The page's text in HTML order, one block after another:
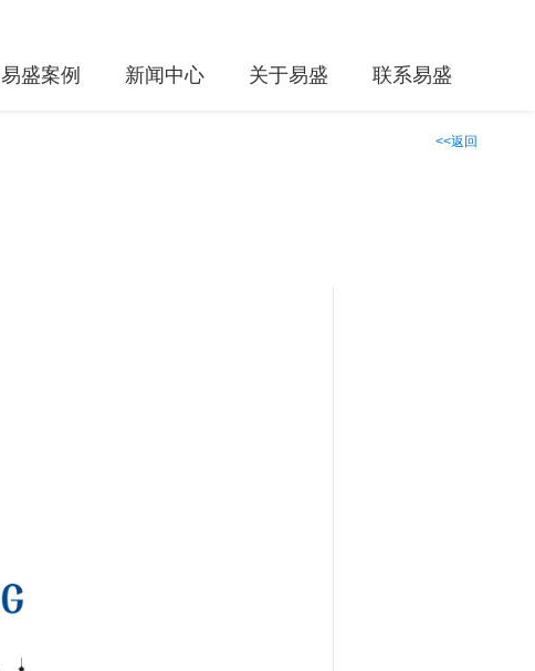
易盛案例 新闻中心 关于易盛 联系易盛
<<返回